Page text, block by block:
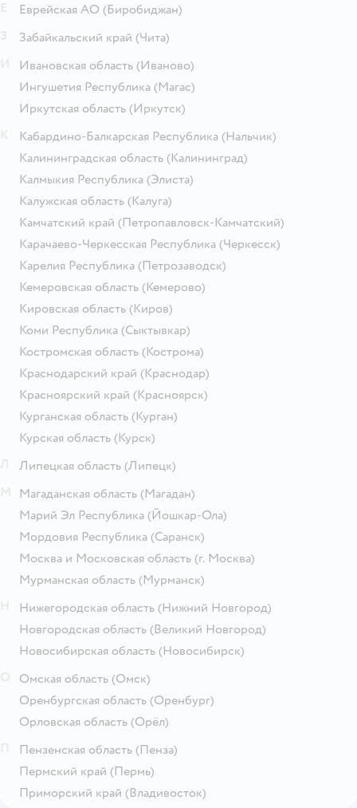
Еврейская АО (Биробиджан)
Забайкальский край (Чита)
Ивановская область (Иваново)
Ингушетия Республика (Магас)
Иркутская область (Иркутск)
Кабардино-Балкарская Республика (Нальчик)
Калининградская область (Калининград)
Калмыкия Республика (Элиста)
Калужская область (Калуга)
Камчатский край (Петропавловск-Камчатский)
Карачаево-Черкесская Республика (Черкесск)
Карелия Республика (Петрозаводск)
Кемеровская область (Кемерово)
Кировская область (Киров)
Коми Республика (Сыктывкар)
Костромская область (Кострома)
Краснодарский край (Краснодар)
Красноярский край (Красноярск)
Курганская область (Курган)
Курская область (Курск)
Липецкая область (Липецк)
Магаданская область (Магадан)
Марий Эл Республика (Йошкар-Ола)
Мордовия Республика (Саранск)
Москва и Московская область (г. Москва)
Мурманская область (Мурманск)
Нижегородская область (Нижний Новгород)
Новгородская область (Великий Новгород)
Новосибирская область (Новосибирск)
Омская область (Омск)
Оренбургская область (Оренбург)
Орловская область (Орёл)
Пензенская область (Пенза)
Пермский край (Пермь)
Приморский край (Владивосток)